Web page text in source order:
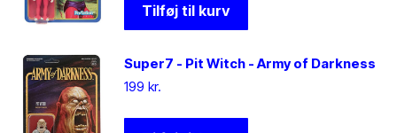
Tilføj til kurv
Super7 - Pit Witch - Army of Darkness
199 kr.